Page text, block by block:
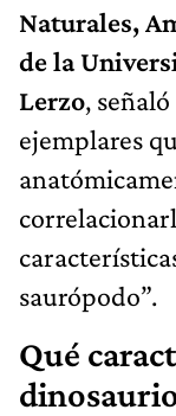
Naturales,
de la
Lerzo,
ejemplares
saurópodo”.
Qué